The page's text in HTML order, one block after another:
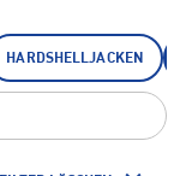
HARDSHELLJACKEN